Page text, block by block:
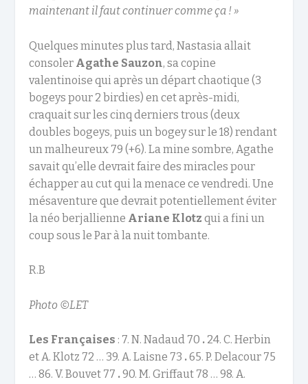
maintenant il faut continuer comme ça ! »
Quelques minutes plus tard, Nastasia allait
consoler Agathe Sauzon, sa copine
valentinoise qui après un départ chaotique (3
bogeys pour 2 birdies) en cet après-midi,
craquait sur les cinq derniers trous (deux
doubles bogeys, puis un bogey sur le 18) rendant
un malheureux 79 (+6). La mine sombre, Agathe
savait qu’elle devrait faire des miracles pour
échapper au cut qui la menace ce vendredi. Une
mésaventure que devrait potentiellement éviter
la néo berjallienne Ariane Klotz qui a fini un
coup sous le Par à la nuit tombante.
R.B
Photo ©LET
Les Françaises : 7. N. Nadaud 70 . 24. C. Herbin
et A. Klotz 72 … 39. A. Laisne 73 .65. P. Delacour 75
… 86. V. Bouvet 77 .90. M. Griffaut 78 … 98. A.